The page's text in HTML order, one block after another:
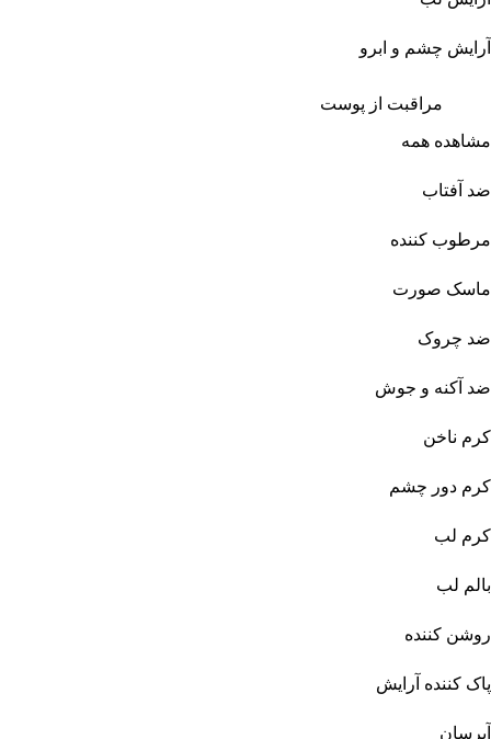
آرایش چشم و ابرو
مراقبت از پوست
مشاهده همه
ضد آفتاب
مرطوب کننده
ماسک صورت
ضد چروک
ضد آکنه و جوش
کرم ناخن
کرم دور چشم
کرم لب
بالم لب
روشن کننده
پاک کننده آرایش
آبرسان